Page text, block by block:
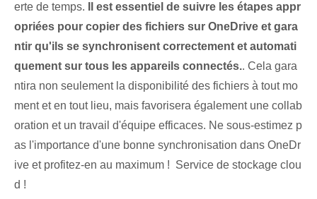
erte de temps.
Il est essentiel de suivre les étapes appr
opriées pour copier des fichiers sur OneDrive et gara
ntir qu'ils se synchronisent correctement et automati
quement sur tous les appareils connectés.. Cela gara
ntira non seulement la disponibilité des fichiers à tout mo
ment et en tout lieu, mais favorisera également une collab
oration et un travail d'équipe efficaces. Ne sous-estimez p
as l'importance d'une bonne synchronisation dans OneDr
ive et profitez-en au maximum ! ⁤ Service de stockage clou
d !